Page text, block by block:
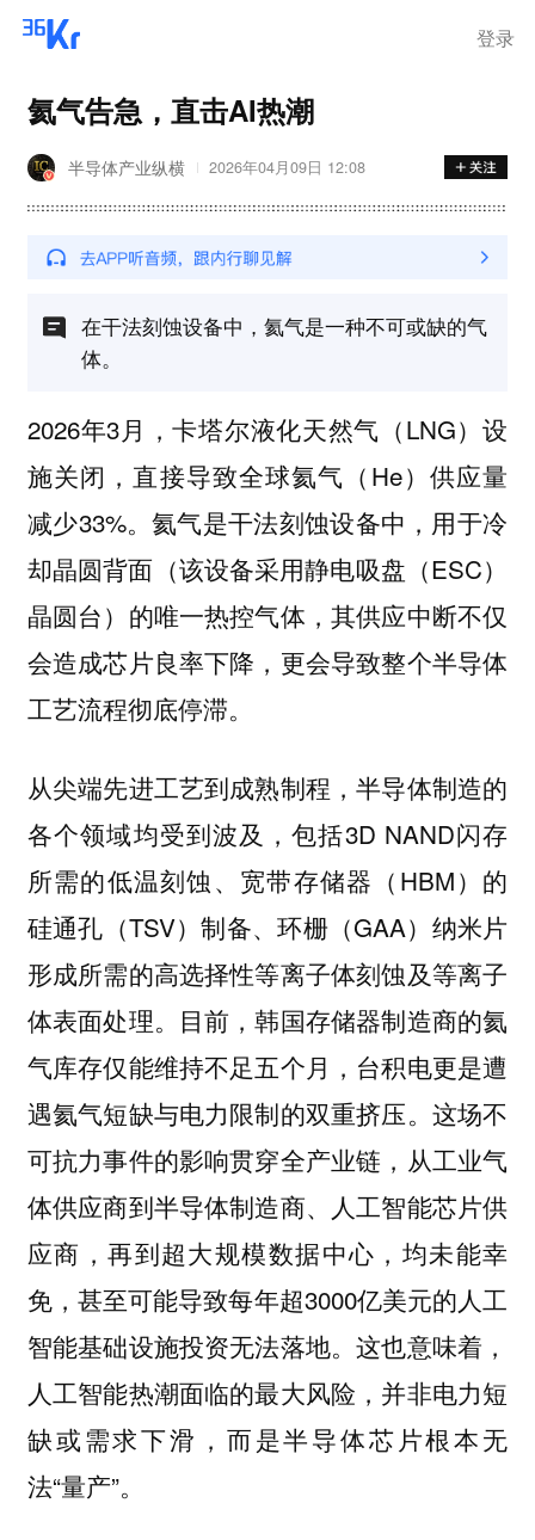
登录
氦气告急，直击AI热潮
半导体产业纵横 2026年04月09日 12:08
在干法刻蚀设备中，氦气是一种不可或缺的气
体。
2026年3月，卡塔尔液化天然气（LNG）设
施关闭，直接导致全球氦气（He）供应量
减少33%。氦气是干法刻蚀设备中，用于冷
却晶圆背面（该设备采用静电吸盘（ESC）
晶圆台）的唯一热控气体，其供应中断不仅
会造成芯片良率下降，更会导致整个半导体
工艺流程彻底停滞。
从尖端先进工艺到成熟制程，半导体制造的
各个领域均受到波及，包括3D NAND闪存
所需的低温刻蚀、宽带存储器（HBM）的
硅通孔（TSV）制备、环栅（GAA）纳米片
形成所需的高选择性等离子体刻蚀及等离子
体表面处理。目前，韩国存储器制造商的氦
气库存仅能维持不足五个月，台积电更是遭
遇氦气短缺与电力限制的双重挤压。这场不
可抗力事件的影响贯穿全产业链，从工业气
体供应商到半导体制造商、人工智能芯片供
应商，再到超大规模数据中心，均未能幸
免，甚至可能导致每年超3000亿美元的人工
智能基础设施投资无法落地。这也意味着，
人工智能热潮面临的最大风险，并非电力短
缺或需求下滑，而是半导体芯片根本无
法“量产”。